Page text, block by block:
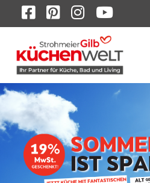
FACEBOOKPINTERESTINSTAGRAMYOUTUBE